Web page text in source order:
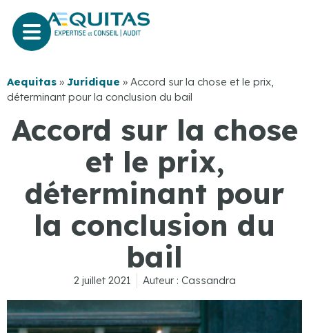
Aequitas » Juridique » Accord sur la chose et le prix,
déterminant pour la conclusion du bail
Accord sur la chose
et le prix,
déterminant pour
la conclusion du
bail
2 juillet 2021 Auteur : Cassandra